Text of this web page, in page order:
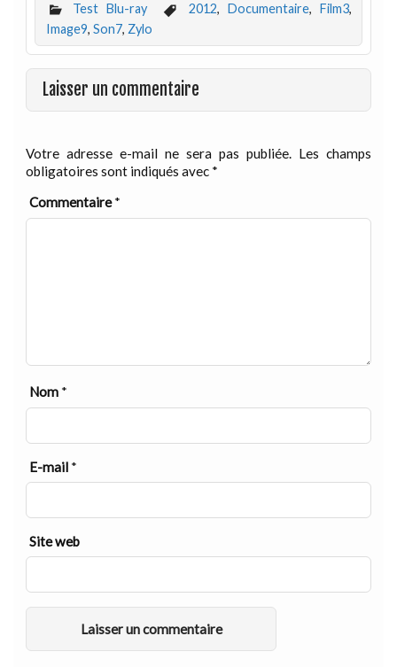
Test Blu-ray 2012, Documentaire, Film3,
Image9, Son7, Zylo
Laisser un commentaire
Votre adresse e-mail ne sera pas publiée. Les champs
obligatoires sont indiqués avec *
Commentaire*
Nom *
E-mail *
Site web